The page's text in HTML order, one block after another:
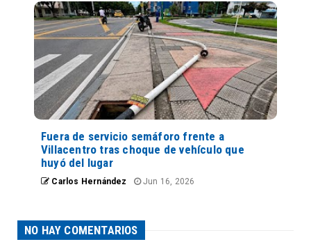
Fuera de servicio semáforo frente a
Villacentro tras choque de vehículo que
huyó del lugar
Carlos Hernández Jun 16, 2026
NO HAY COMENTARIOS